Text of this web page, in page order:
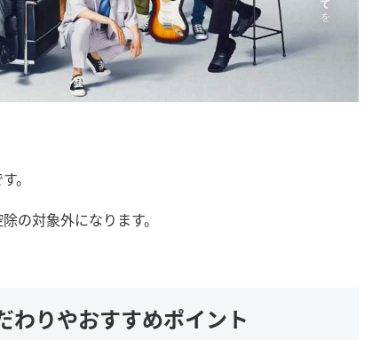
。
の対象外になります。
わりやおすすめポイント